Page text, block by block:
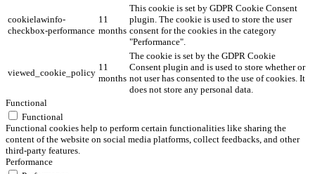
cookielawinfo-
checkbox-performance
11
months
This cookie is set by GDPR Cookie Consent
plugin. The cookie is used to store the user
consent for the cookies in the category
"Performance".
viewed_cookie_policy
11
months
The cookie is set by the GDPR Cookie
Consent plugin and is used to store whether or
not user has consented to the use of cookies. It
does not store any personal data.
Functional
Functional
Functional cookies help to perform certain functionalities like sharing the
content of the website on social media platforms, collect feedbacks, and other
third-party features.
Performance